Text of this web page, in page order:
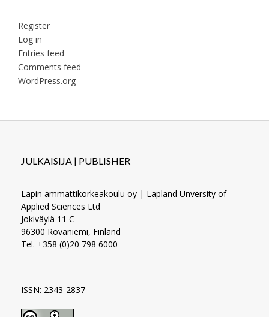
Register
Log in
Entries feed
Comments feed
WordPress.org
JULKAISIJA | PUBLISHER
Lapin ammattikorkeakoulu oy | Lapland Unversity of
Applied Sciences Ltd
Jokiväylä 11 C
96300 Rovaniemi, Finland
Tel. +358 (0)20 798 6000
ISSN: 2343-2837